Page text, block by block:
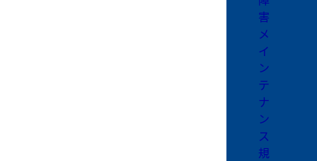
害
メ
イ
ン
テ
ナ
ン
ス
規